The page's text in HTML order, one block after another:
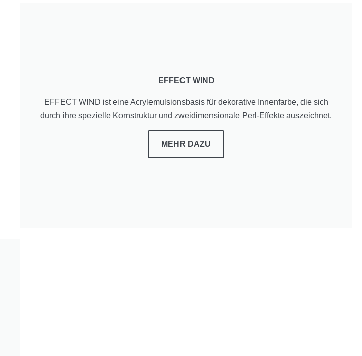
EFFECT WIND
EFFECT WIND ist eine Acrylemulsionsbasis für dekorative Innenfarbe, die sich
durch ihre spezielle Kornstruktur und zweidimensionale Perl-Effekte auszeichnet.
MEHR DAZU